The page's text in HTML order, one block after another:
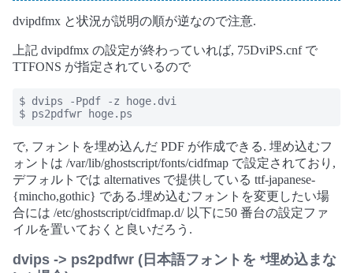
dvipdfmx と状況が説明の順が逆なので注意.
上記 dvipdfmx の設定が終わっていれば, 75DviPS.cnf で
TTFONS が指定されているので
$ dvips -Ppdf -z hoge.dvi
$ ps2pdfwr hoge.ps
で, フォントを埋め込んだ PDF が作成できる. 埋め込むフ
ォントは /var/lib/ghostscript/fonts/cidfmap で設定されており,
デフォルトでは alternatives で提供している ttf-japanese-
{mincho,gothic} である.埋め込むフォントを変更したい場
合には /etc/ghostscript/cidfmap.d/ 以下に50 番台の設定ファ
イルを置いておくと良いだろう.
dvips -> ps2pdfwr (日本語フォントを *埋め込まな